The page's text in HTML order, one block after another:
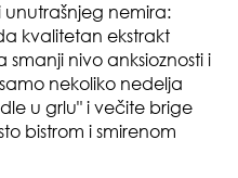
unutrašnjeg nemira:
kvalitetan ekstrakt
nivo anksioznosti i
nekoliko nedelja
u grlu" i večite brige
bistrom i smirenom